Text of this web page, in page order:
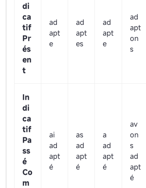
di
ca
tif
Pr
és
en
t
ad
apt
e
ad
apt
es
ad
apt
e
ad
apt
on
s
In
di
ca
tif
Pa
ss
é
Co
m
ai
ad
apt
é
as
ad
apt
é
a
ad
apt
é
av
on
s
ad
apt
é